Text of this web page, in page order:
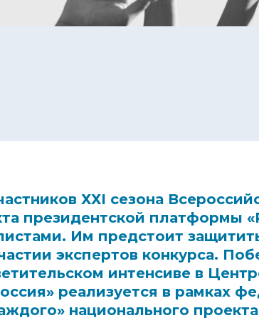
ХХI сезона
президентской платформы «
Им предстоит
экспертов конкурса.
интенсиве в
реализуется в рамках
национального